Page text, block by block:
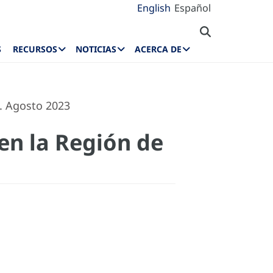
English Español
RECURSOS NOTICIAS ACERCA DE
Agosto 2023
la Región de